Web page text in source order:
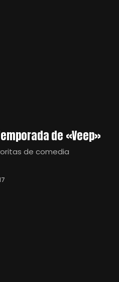
de «Veep»
de comedia